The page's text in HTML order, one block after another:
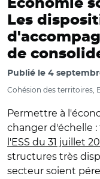
Economie
Les
de
Publié le 4
Cohésion des territoires,
Permettre à
changer d'échelle
l'ESS du 31 juillet
structures très
secteur soient